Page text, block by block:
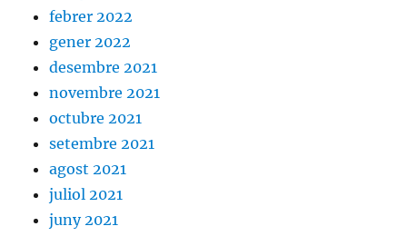
febrer 2022
gener 2022
desembre 2021
novembre 2021
octubre 2021
setembre 2021
agost 2021
juliol 2021
juny 2021